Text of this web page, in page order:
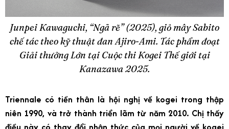
Junpei Kawaguchi, “Ngã rẽ” (2025), giỏ mây Sabito
chế tác theo kỹ thuật đan Ajiro-Ami. Tác phẩm đoạt
Giải thưởng Lớn tại Cuộc thi Kogei Thế giới tại
Kanazawa 2025.
Triennale có tiền thân là hội nghị về kogei trong thập
niên 1990, và trở thành triển lãm từ năm 2010. Chị thấy